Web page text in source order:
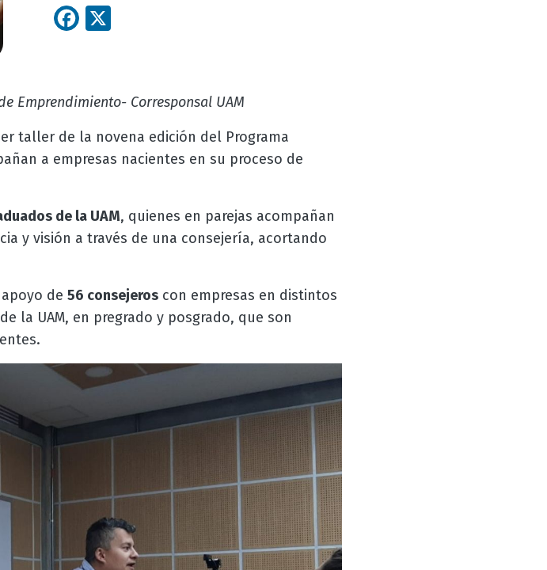
Facebook
Emprendimiento- Corresponsal UAM
taller de la novena edición del Programa
a empresas nacientes en su proceso de
de la UAM, quienes en parejas acompañan
y visión a través de una consejería, acortando
de 56 consejeroscon empresas en distintos
la UAM, en pregrado y posgrado, que son